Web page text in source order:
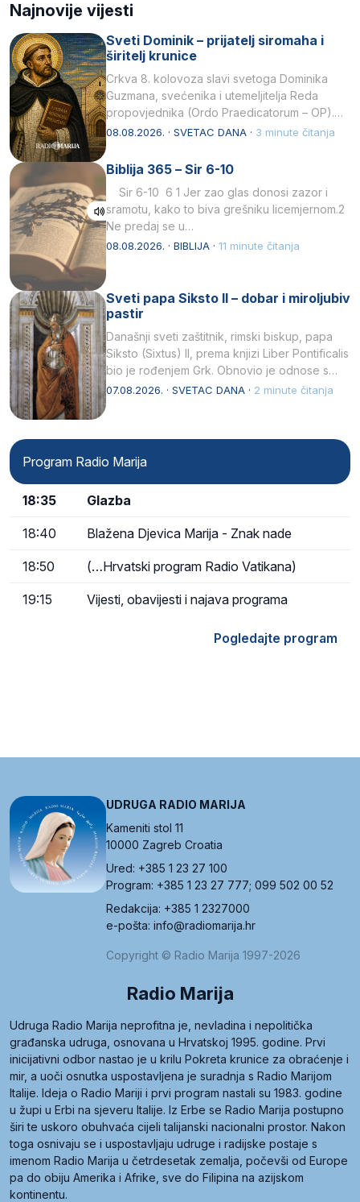
Najnovije vijesti
Sveti Dominik – prijatelj siromaha i
širitelj krunice
Crkva 8. kolovoza slavi svetoga Dominika
Guzmana, svećenika i utemeljitelja Reda
propovjednika (Ordo Praedicatorum – OP).
Svojim životom, dubokom ljubavlju prema
08.08.2026. · SVETAC DANA · 3 minute čitanja
Biblija 365 – Sir 6-10
Sir 6-10 6 1 Jer zao glas donosi zazor i
sramotu, kako to biva grešniku licemjernom.2
Ne predaj se u…
08.08.2026. · BIBLIJA · 11 minute čitanja
Sveti papa Siksto II – dobar i miroljubiv
pastir
Današnji sveti zaštitnik, rimski biskup, papa
Siksto (Sixtus) II, prema knjizi Liber Pontificalis
bio je rođenjem Grk. Obnovio je odnose s
afričkim…
07.08.2026. · SVETAC DANA · 2 minute čitanja
Program Radio Marija
18:35 Glazba
18:40 Blažena Djevica Marija - Znak nade
18:50 (…Hrvatski program Radio Vatikana)
19:15 Vijesti, obavijesti i najava programa
Pogledajte program
UDRUGA RADIO MARIJA
Kameniti stol 11
10000 Zagreb Croatia
Ured: +385 1 23 27 100
Program: +385 1 23 27 777; 099 502 00 52
Redakcija: +385 1 2327000
e-pošta: info@radiomarija.hr
Copyright © Radio Marija 1997-2026
Radio Marija
Udruga Radio Marija neprofitna je, nevladina i nepolitička
građanska udruga, osnovana u Hrvatskoj 1995. godine. Prvi
inicijativni odbor nastao je u krilu Pokreta krunice za obraćenje i
mir, a uoči osnutka uspostavljena je suradnja s Radio Marijom
Italije. Ideja o Radio Mariji i prvi program nastali su 1983. godine
u župi u Erbi na sjeveru Italije. Iz Erbe se Radio Marija postupno
širi te uskoro obuhvaća cijeli talijanski nacionalni prostor. Nakon
toga osnivaju se i uspostavljaju udruge i radijske postaje s
imenom Radio Marija u četrdesetak zemalja, počevši od Europe
pa do obiju Amerika i Afrike, sve do Filipina na azijskom
kontinentu.